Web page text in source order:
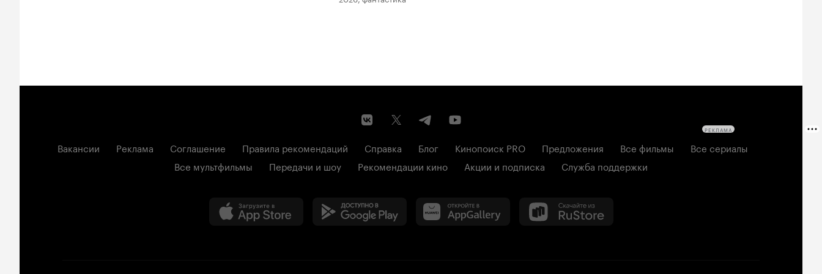
Вакансии Реклама Соглашение Правила рекомендаций Справка Блог Кинопоиск PRO Предложения Все фильмы
Все сериалы
Все мультфильмы
Передачи и шоу Рекомендации кино Акции и подписка Служба поддержки
РЕКЛАМА